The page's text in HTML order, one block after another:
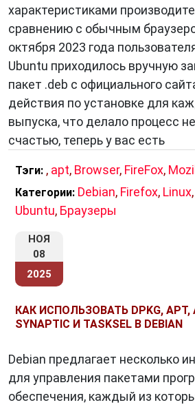
характеристиками
сравнению с обычным
октября 2023 года
Ubuntu приходилось вручную
пакет .deb с официального
действия по установке для
выпуска, что делало процесс
счастью, теперь у вас есть
Тэги: , apt, Browser, FireFox,
Категории: Debian, Firefox, Linux,
Ubuntu, Браузеры
НОЯ
08
2025
КАК ИСПОЛЬЗОВАТЬ DPKG, APT,
SYNAPTIC И TASKSEL В DEBIAN
Debian предлагает несколько
для управления пакетами
обеспечения, каждый из